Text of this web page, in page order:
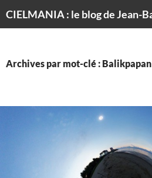
Archives par mot-clé : Balikpapan